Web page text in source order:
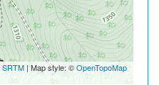
SRTM | Map style: ©OpenTopoMap